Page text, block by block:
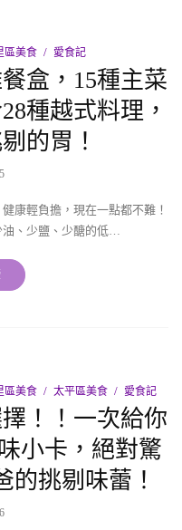
區美食 愛食記
盒，15種主菜
種越式料理，
的胃！
康輕負擔，現在一點都不難！
油、少鹽、少醣的低…
區美食 太平區美食 愛食記
！！一次給你
小卡，絕對驚
的挑剔味蕾！